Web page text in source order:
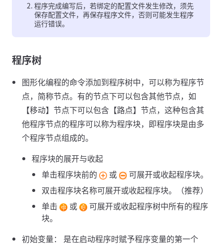
程序完成编写后，若绑定的配置文件发生修改，须先
保存配置文件，再保存程序文件，否则可能发生程序
运行错误。
程序树
图形化编程的命令添加到程序树中，可以称为程序节
点，简称节点。有的节点下可以包含其他节点，如
【移动】节点下可以包含【路点】节点，这种包含其
他程序节点的程序可以称为程序块，即程序块是由多
个程序节点组成的。
程序块的展开与收起
单击程序块前的
或
可展开或收起程序块。
双击程序块名称可展开或收起程序块。（推荐）
单击
或
可展开或收起程序树中所有的程序
块。
初始变量： 是在启动程序时赋予程序变量的第一个